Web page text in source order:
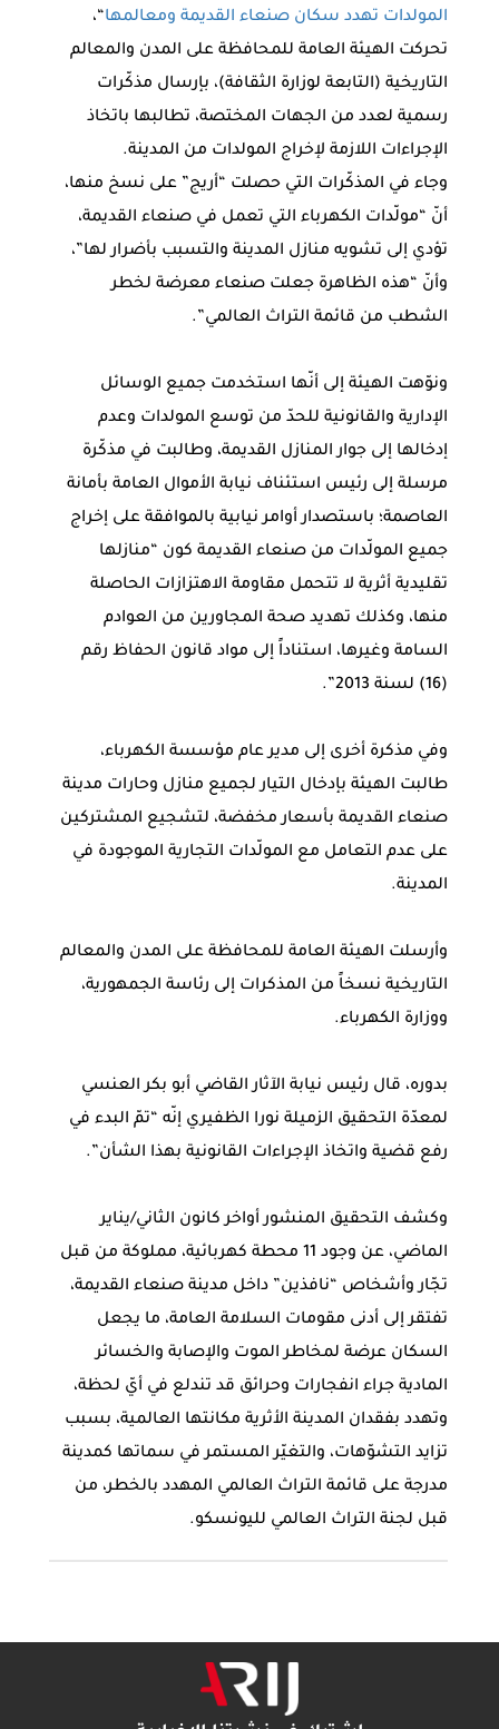
المولدات تهدد سكان صنعاء القديمة ومعالمها“،
تحركت الهيئة العامة للمحافظة على المدن والمعالم
التاريخية (التابعة لوزارة الثقافة)، بإرسال مذكّرات
رسمية لعدد من الجهات المختصة، تطالبها باتخاذ
الإجراءات اللازمة لإخراج المولدات من المدينة.
وجاء في المذكّرات التي حصلت “أريج” على نسخ منها،
أنّ “مولّدات الكهرباء التي تعمل في صنعاء القديمة،
تؤدي إلى تشويه منازل المدينة والتسبب بأضرار لها”،
وأنّ “هذه الظاهرة جعلت صنعاء معرضة لخطر
الشطب من قائمة التراث العالمي”.
ونوّهت الهيئة إلى أنّها استخدمت جميع الوسائل
الإدارية والقانونية للحدّ من توسع المولدات وعدم
إدخالها إلى جوار المنازل القديمة، وطالبت في مذكّرة
مرسلة إلى رئيس استئناف نيابة الأموال العامة بأمانة
العاصمة؛ باستصدار أوامر نيابية بالموافقة على إخراج
جميع المولّدات من صنعاء القديمة كون “منازلها
تقليدية أثرية لا تتحمل مقاومة الاهتزازات الحاصلة
منها، وكذلك تهديد صحة المجاورين من العوادم
السامة وغيرها، استناداً إلى مواد قانون الحفاظ رقم
(16) لسنة 2013”.
وفي مذكرة أخرى إلى مدير عام مؤسسة الكهرباء،
طالبت الهيئة بإدخال التيار لجميع منازل وحارات مدينة
صنعاء القديمة بأسعار مخفضة، لتشجيع المشتركين
على عدم التعامل مع المولّدات التجارية الموجودة في
المدينة.
وأرسلت الهيئة العامة للمحافظة على المدن والمعالم
التاريخية نسخاً من المذكرات إلى رئاسة الجمهورية،
ووزارة الكهرباء.
بدوره، قال رئيس نيابة الآثار القاضي أبو بكر العنسي
لمعدّة التحقيق الزميلة نورا الظفيري إنّه “تمّ البدء في
رفع قضية واتخاذ الإجراءات القانونية بهذا الشأن”.
وكشف التحقيق المنشور أواخر كانون الثاني/يناير
الماضي، عن وجود 11 محطة كهربائية، مملوكة من قبل
تجّار وأشخاص “نافذين” داخل مدينة صنعاء القديمة،
تفتقر إلى أدنى مقومات السلامة العامة، ما يجعل
السكان عرضة لمخاطر الموت والإصابة والخسائر
المادية جراء انفجارات وحرائق قد تندلع في أيّ لحظة،
وتهدد بفقدان المدينة الأثرية مكانتها العالمية، بسبب
تزايد التشوّهات، والتغيّر المستمر في سماتها كمدينة
مدرجة على قائمة التراث العالمي المهدد بالخطر، من
قبل لجنة التراث العالمي لليونسكو.